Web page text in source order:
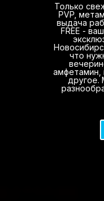
Только
PVP,
выдача
FREE -
что
другое.